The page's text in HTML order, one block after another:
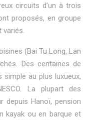
circuits d’un à trois
proposés, en groupe
variés.
(Bai Tu Long, Lan
Des centaines de
au plus luxueux,
La plupart des
depuis Hanoï, pension
kayak ou en barque et